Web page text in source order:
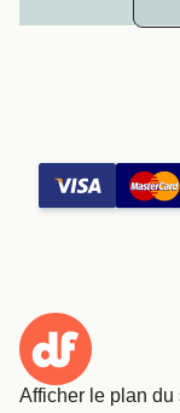
Afficher le plan du